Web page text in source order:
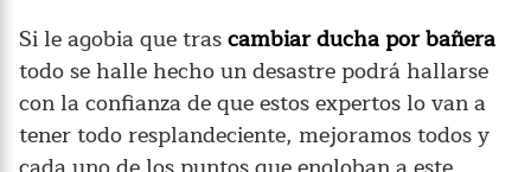
Si le agobia que trascambiar ducha por bañera
todo se halle hecho un desastre podrá hallarse
con la confianza de que estos expertos lo van a
tener todo resplandeciente, mejoramos todos y